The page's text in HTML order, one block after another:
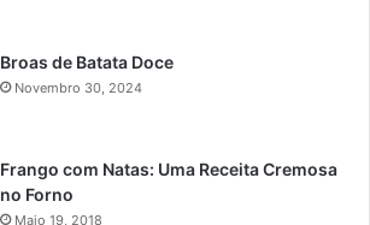
Broas de Batata Doce
Novembro 30, 2024
Frango com Natas: Uma Receita Cremosa
no Forno
Maio 19, 2018